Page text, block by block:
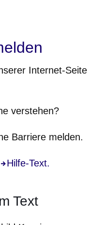
Internet-Seite
verstehen?
Barriere melden.
Hilfe-Text.
Text